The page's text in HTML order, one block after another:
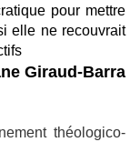
pour mettre
elle ne recouvrait
Giraud-Barra
théologico-